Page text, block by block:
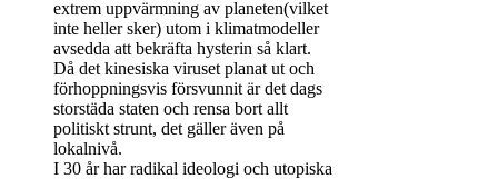
extrem uppvärmning av planeten(vilket
inte heller sker) utom i klimatmodeller
avsedda att bekräfta hysterin så klart.
Då det kinesiska viruset planat ut och
förhoppningsvis försvunnit är det dags
storstäda staten och rensa bort allt
politiskt strunt, det gäller även på
lokalnivå.
I 30 år har radikal ideologi och utopiska